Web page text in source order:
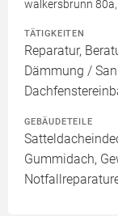
walkersbrunn
TÄTIGKEITEN
Reparatur,
Dämmung /
GEBÄUDETEILE
Gummidach,